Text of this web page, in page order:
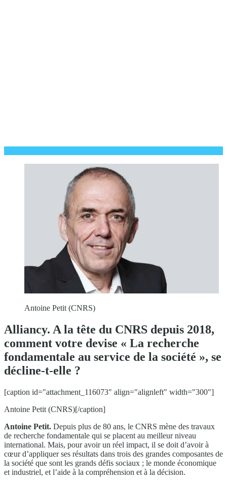
Antoine Petit (CNRS)
Alliancy. A la tête du CNRS depuis 2018,
comment votre devise « La recherche
fondamentale au service de la société », se
décline-t-elle ?
[caption id="attachment_116073" align="alignleft" width="300"]
Antoine Petit (CNRS)[/caption]
Antoine Petit. Depuis plus de 80 ans, le CNRS mène des travaux
de recherche fondamentale qui se placent au meilleur niveau
international. Mais, pour avoir un réel impact, il se doit d’avoir à
cœur d’appliquer ses résultats dans trois des grandes composantes de
la société que sont les grands défis sociaux ; le monde économique
et industriel, et l’aide à la compréhension et à la décision.